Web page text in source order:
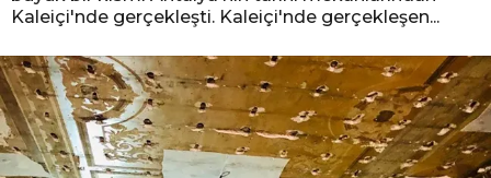
Kaleiçi'nde gerçekleşti. Kaleiçi'nde gerçekleşen...